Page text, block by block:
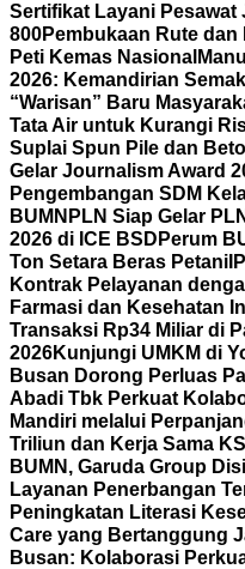
Sertifikat Layani Pesawat
800Pembukaan Rute
Peti Kemas Nasional
2026: Kemandirian
“Warisan” Baru
Tata Air untuk Kurangi
Suplai Spun Pile dan
Gelar Journalism Award
Pengembangan SDM
BUMN PLN Siap Gelar
2026 di ICE BSD Perum
Ton Setara Beras Petani
Kontrak Pelayanan
Farmasi dan Kesehatan
Transaksi Rp34 Miliar di
2026Kunjungi UMKM di
Busan Dorong Perluas
Abadi Tbk Perkuat
Mandiri melalui
Triliun dan Kerja Sama
BUMN, Garuda Group
Layanan Penerbangan
Peningkatan Literasi
Care yang Bertanggung
Busan: Kolaborasi